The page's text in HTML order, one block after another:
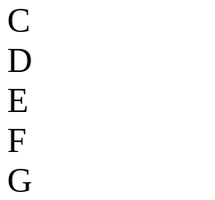
C
D
E
F
G